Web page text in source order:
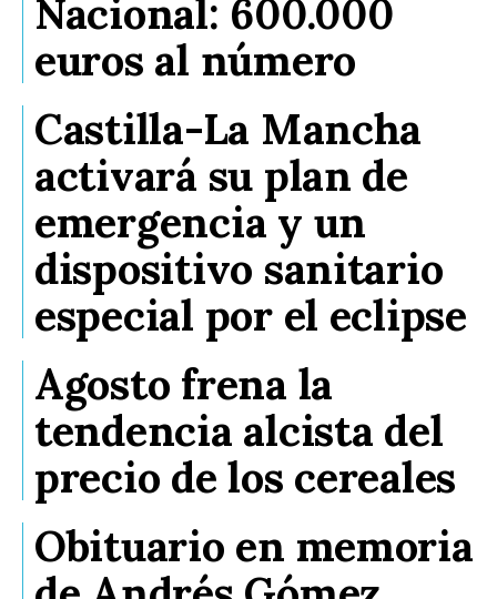
Nacional: 600.000
euros al número
Castilla-La Mancha
activará su plan de
emergencia y un
dispositivo sanitario
especial por el eclipse
Agosto frena la
tendencia alcista del
precio de los cereales
Obituario en memoria